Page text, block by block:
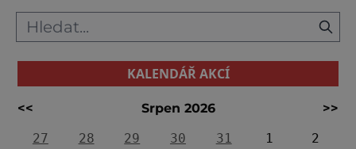
KALENDÁŘ AKCÍ
<< Srpen 2026
>>
27
28 29 30 31 1
2